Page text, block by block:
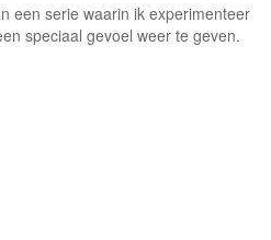
een serie waarin ik experimenteer
speciaal gevoel weer te geven.